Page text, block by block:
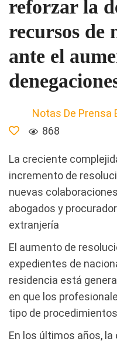
reforzar la
recursos de
ante el
Notas De Prensa
868
La creciente
incremento de
nuevas
abogados y
extranjería
El aumento de
expedientes de
residencia está
en que los
tipo de
En los últimos años,